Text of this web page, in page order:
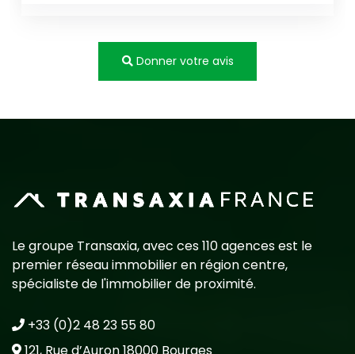
Donner votre avis
Le groupe Transaxia, avec ces 110 agences est le
premier réseau immobilier en région centre,
spécialiste de l'immobilier de proximité.
+33 (0)2 48 23 55 80